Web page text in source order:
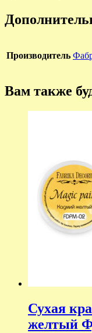
Производитель
Вам также
Сухая
желтый